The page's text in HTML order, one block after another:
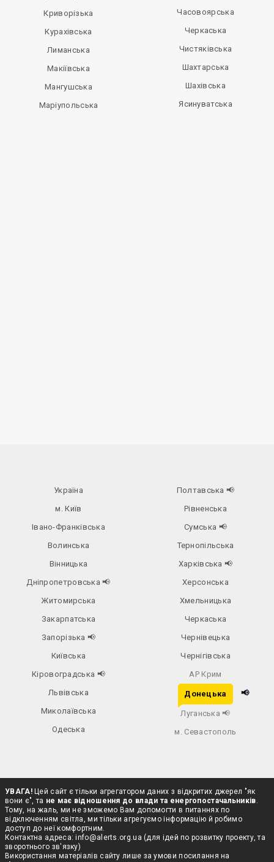
Криворізька
Курахівська
Лиманська
Макіївська
Мангушська
Маріупольська
Часовоярська
Черкаська
Чистяківська
Шахтарська
Шахівська
Ясинуватська
Україна
м. Київ
Івано-Франківська
Волинська
Вінницька
Дніпропетровська📢
Житомирська
Закарпатська
Запорізька 📢
Київська
Кіровоградська 📢
Львівська
Миколаївська
Одеська
Полтавська 📢
Рівненська
Сумська 📢
Тернопільська
Харківська 📢
Херсонська
Хмельницька
Черкаська
Чернівецька
Чернігівська
АР Крим
Донецька 📢
Луганська 📢
м. Севастополь
УВАГА!Цей сайт є тільки агрегатором даних з відкритих джерел "як
вони є", та не має відношення до влади та енергопостачальників.
Тому, на жаль, ми не зможемо Вам допомогти в питаннях по
відключенням світла, ми тільки агрегуємо інформацію й робимо
доступ до неї комфортним.
Контактна адреса:info@alerts.org.ua (для ідей по розвитку проекту, та
зворотнього зв'язку)
Використання матеріалів сайту лише за умови посилання на